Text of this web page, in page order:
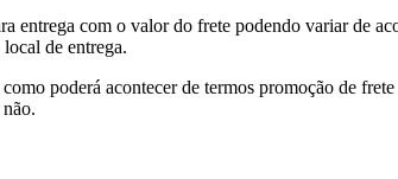
entrega com o valor do frete podendo variar de
de entrega.
poderá acontecer de termos promoção de